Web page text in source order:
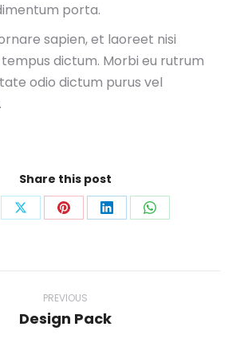
porta.
sapien, et laoreet nisi
dictum. Morbi eu rutrum
odio dictum purus vel
Share this post
Share Share Share Share
PREVIOUS
Previous
Design Pack